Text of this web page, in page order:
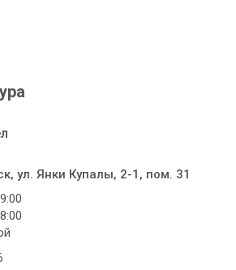
ул. Янки Купалы, 2-1, пом. 31